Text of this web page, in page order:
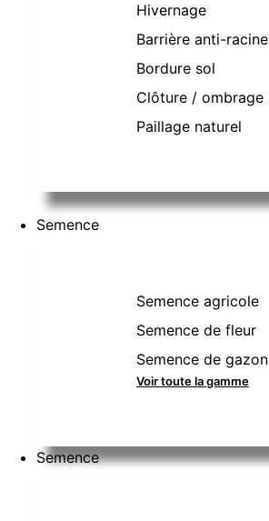
Hivernage
Barrière anti-racine
Bordure sol
Clôture / ombrage
Paillage naturel
Semence
Semence agricole
Semence de fleur
Semence de gazon
Voir toute la gamme
Semence